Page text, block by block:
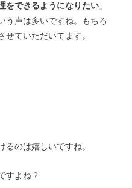
をできるようになりたい 」
う声は多いですね。もちろ
ていただいてます。
のは嬉しいですね。
すよね？